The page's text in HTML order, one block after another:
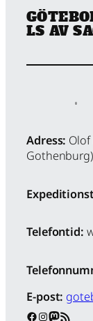
LS AV
Adress: Olof
Gothenburg)
Telefontid:
E-post:
Facebook InstagramMastodon RSS Feed